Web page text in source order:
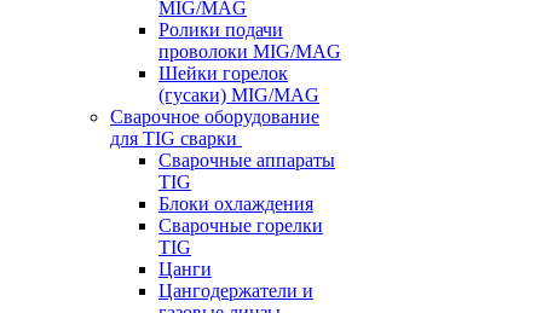
MIG/MAG
Ролики подачи
проволоки MIG/MAG
Шейки горелок
(гусаки) MIG/MAG
Сварочное оборудование
для TIG сварки
Сварочные аппараты
TIG
Блоки охлаждения
Сварочные горелки
TIG
Цанги
Цангодержатели и